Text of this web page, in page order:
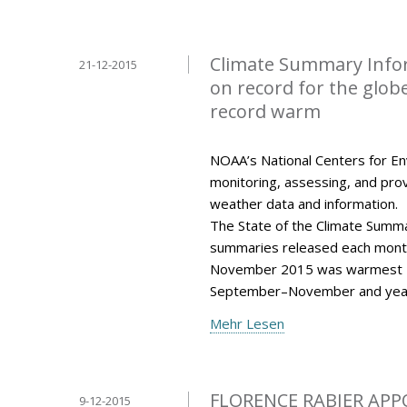
Climate Summary
on record for the
record warm
21-12-2015
NOAA’s National Centers for
monitoring, assessing, and
weather data and information.
The State of the Climate
summaries released each
November 2015 was
September–November and
Mehr Lesen
FLORENCE RABIER
9-12-2015